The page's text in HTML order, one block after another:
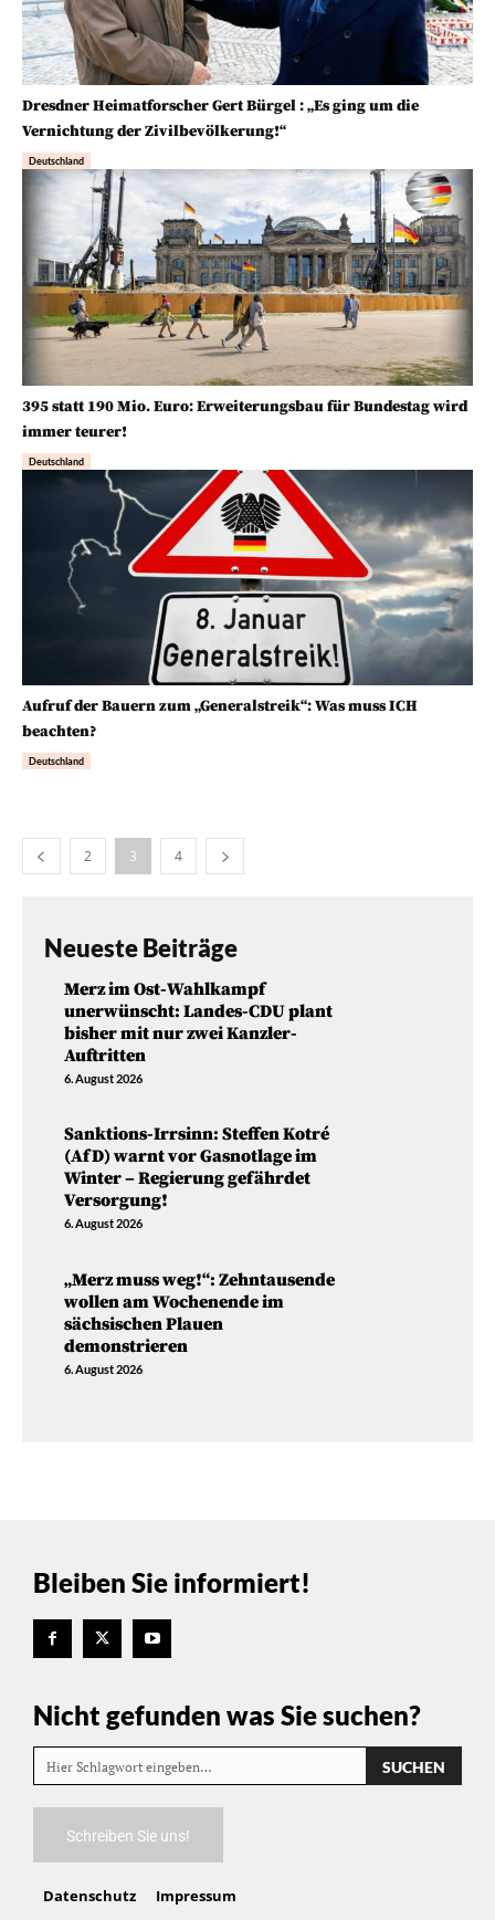
Dresdner Heimatforscher Gert Bürgel : „Es ging um die
Vernichtung der Zivilbevölkerung!“
Deutschland
395 statt 190 Mio. Euro: Erweiterungsbau für Bundestag wird
immer teurer!
Deutschland
Aufruf der Bauern zum „Generalstreik“: Was muss ICH
beachten?
Deutschland
2 3 4
Neueste Beiträge
Merz im Ost-Wahlkampf
unerwünscht: Landes-CDU plant
bisher mit nur zwei Kanzler-
Auftritten
6. August 2026
Sanktions-Irrsinn: Steffen Kotré
(AfD) warnt vor Gasnotlage im
Winter – Regierung gefährdet
Versorgung!
6. August 2026
„Merz muss weg!“: Zehntausende
wollen am Wochenende im
sächsischen Plauen
demonstrieren
6. August 2026
Bleiben Sie informiert!
Nicht gefunden was Sie suchen?
Hier Schlagwort eingeben… SUCHEN
Schreiben Sie uns!
Datenschutz Impressum